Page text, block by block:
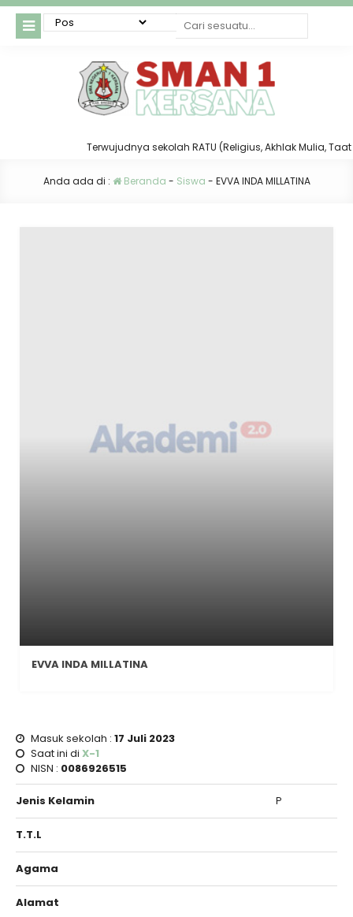
Terwujudnya sekolah RATU (Religius, Akhlak Mulia, Taat
Anda ada di : Beranda - Siswa - EVVA INDA MILLATINA
EVVA INDA MILLATINA
Masuk sekolah : 17 Juli 2023
Saat ini di X-1
NISN : 0086926515
Jenis Kelamin P
T.T.L
Agama
Alamat